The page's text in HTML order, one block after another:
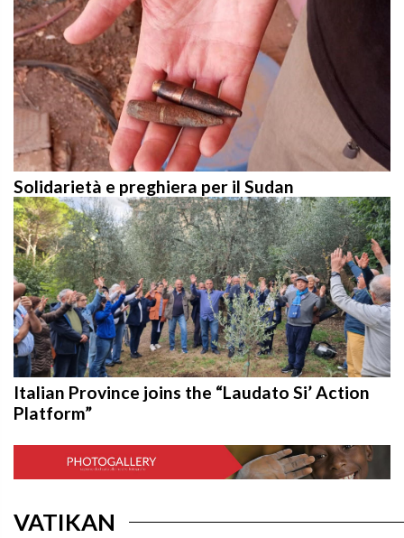
Solidarietà e preghiera per il Sudan
Italian Province joins the “Laudato Si’ Action
Platform”
VATIKAN